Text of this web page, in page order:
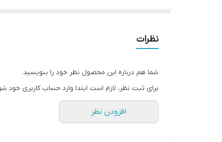
نظرات
شما هم درباره این محصول نظر خود را بنویسید.
برای ثبت نظر، لازم است ابتدا وارد حساب کاربری خود
افزودن نظر